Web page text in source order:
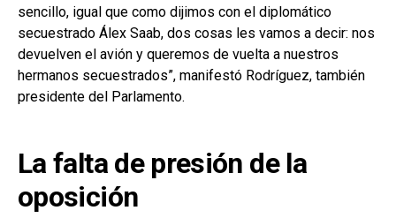
sencillo, igual que como dijimos con el diplomático
secuestrado Álex Saab, dos cosas les vamos a decir: nos
devuelven el avión y queremos de vuelta a nuestros
hermanos secuestrados”, manifestó Rodríguez, también
presidente del Parlamento.
La falta de presión de la
oposición